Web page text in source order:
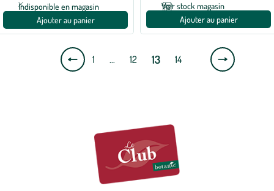
Indisponible en magasin
Ajouter au panier
Voir stock magasin
Ajouter au panier
Page
précédente
1 … 12 13 14
Page
suivante